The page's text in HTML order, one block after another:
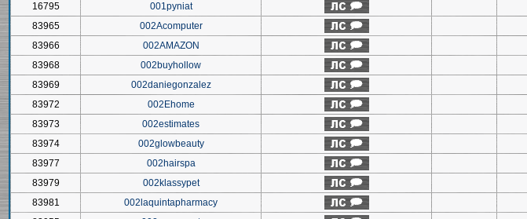
16795
001pyniat
83965
002Acomputer
83966
002AMAZON
83968
002buyhollow
83969
002daniegonzalez
83972
002Ehome
83973
002estimates
83974
002glowbeauty
83977
002hairspa
83979
002klassypet
83981
002laquintapharmacy